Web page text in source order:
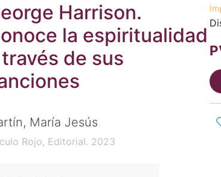
Harrison.
la espiritualidad
de sus
María Jesús
Rojo, Editorial. 2023